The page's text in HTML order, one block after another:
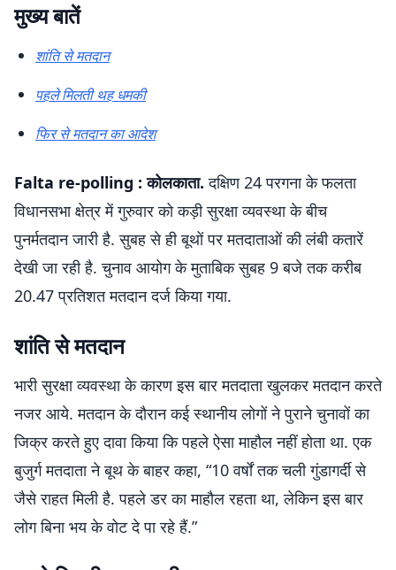
मुख्य बातें
शांति से मतदान
पहले मिलती थह धमकी
फिर से मतदान का आदेश
Falta re-polling : कोलकाता. दक्षिण 24 परगना के फलता
विधानसभा क्षेत्र में गुरुवार को कड़ी सुरक्षा व्यवस्था के बीच
पुनर्मतदान जारी है. सुबह से ही बूथों पर मतदाताओं की लंबी कतारें
देखी जा रही है. चुनाव आयोग के मुताबिक सुबह 9 बजे तक करीब
20.47 प्रतिशत मतदान दर्ज किया गया.
शांति से मतदान
भारी सुरक्षा व्यवस्था के कारण इस बार मतदाता खुलकर मतदान करते
नजर आये. मतदान के दौरान कई स्थानीय लोगों ने पुराने चुनावों का
जिक्र करते हुए दावा किया कि पहले ऐसा माहौल नहीं होता था. एक
बुजुर्ग मतदाता ने बूथ के बाहर कहा, “10 वर्षों तक चली गुंडागर्दी से
जैसे राहत मिली है. पहले डर का माहौल रहता था, लेकिन इस बार
लोग बिना भय के वोट दे पा रहे हैं.”